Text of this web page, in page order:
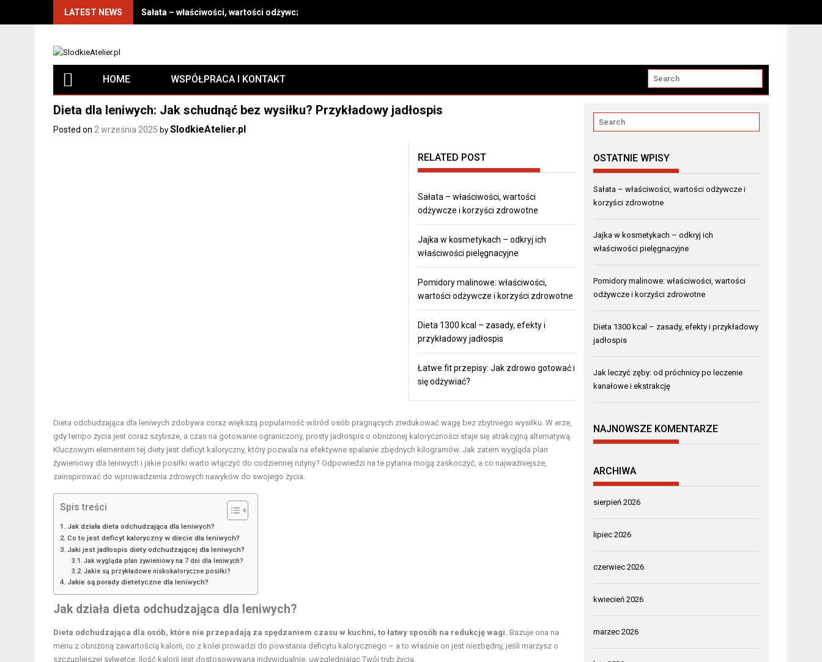
LATEST NEWS Sałata – właściwości, wartości odżywcze i korzyści zdrowotne
HOME WSPÓŁPRACA I KONTAKT
Dieta dla leniwych: Jak schudnąć bez wysiłku? Przykładowy jadłospis
Posted on 2 września 2025 by SlodkieAtelier.pl
RELATED POST
Sałata – właściwości, wartości
odżywcze i korzyści zdrowotne
Jajka w kosmetykach – odkryj ich
właściwości pielęgnacyjne
Pomidory malinowe: właściwości,
wartości odżywcze i korzyści zdrowotne
Dieta 1300 kcal – zasady, efekty i
przykładowy jadłospis
Łatwe fit przepisy: Jak zdrowo gotować i
się odżywiać?
Dieta odchudzająca dla leniwych zdobywa coraz większą popularność wśród osób pragnących zredukować wagę bez zbytniego wysiłku. W erze,
gdy tempo życia jest coraz szybsze, a czas na gotowanie ograniczony, prosty jadłospis o obniżonej kaloryczności staje się atrakcyjną alternatywą.
Kluczowym elementem tej diety jest deficyt kaloryczny, który pozwala na efektywne spalanie zbędnych kilogramów. Jak zatem wygląda plan
żywieniowy dla leniwych i jakie posiłki warto włączyć do codziennej rutyny? Odpowiedzi na te pytania mogą zaskoczyć, a co najważniejsze,
zainspirować do wprowadzenia zdrowych nawyków do swojego życia.
Spis treści
Jak działa dieta odchudzająca dla leniwych?
Co to jest deficyt kaloryczny w diecie dla leniwych?
Jaki jest jadłospis diety odchudzającej dla leniwych?
Jak wygląda plan żywieniowy na 7 dni dla leniwych?
Jakie są przykładowe niskokaloryczne posiłki?
Jakie są porady dietetyczne dla leniwych?
Jak działa dieta odchudzająca dla leniwych?
Dieta odchudzająca dla osób, które nie przepadają za spędzaniem czasu w kuchni, to łatwy sposób na redukcję wagi. Bazuje ona na
menu z obniżoną zawartością kalorii, co z kolei prowadzi do powstania deficytu kalorycznego – a to właśnie on jest niezbędny, jeśli marzysz o
szczuplejszej sylwetce. Ilość kalorii jest dostosowywana indywidualnie, uwzględniając Twój tryb życia.
OSTATNIE WPISY
Sałata – właściwości, wartości odżywcze i
korzyści zdrowotne
Jajka w kosmetykach – odkryj ich
właściwości pielęgnacyjne
Pomidory malinowe: właściwości, wartości
odżywcze i korzyści zdrowotne
Dieta 1300 kcal – zasady, efekty i przykładowy
jadłospis
Jak leczyć zęby: od próchnicy po leczenie
kanałowe i ekstrakcję
NAJNOWSZE KOMENTARZE
ARCHIWA
sierpień 2026
lipiec 2026
czerwiec 2026
kwiecień 2026
marzec 2026